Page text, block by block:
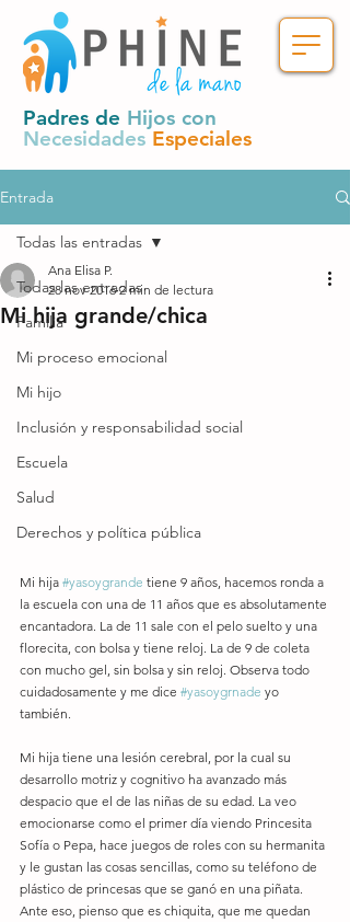
Padres de Hijos con
Necesidades Especiales
Entrada
Todas las entradas
Familia
Mi proceso emocional
Mi hijo
Inclusión y responsabilidad social
Escuela
Salud
Derechos y política pública
Todas las entradas
Mi hija grande/chica
Ana Elisa P.
28 nov 2016 2 min de lectura
Mi hija #yasoygrande tiene 9 años, hacemos ronda a
la escuela con una de 11 años que es absolutamente
encantadora. La de 11 sale con el pelo suelto y una
florecita, con bolsa y tiene reloj. La de 9 de coleta
con mucho gel, sin bolsa y sin reloj. Observa todo
cuidadosamente y me dice #yasoygrnade yo
también.
Mi hija tiene una lesión cerebral, por la cual su
desarrollo motriz y cognitivo ha avanzado más
despacio que el de las niñas de su edad. La veo
emocionarse como el primer día viendo Princesita
Sofía o Pepa, hace juegos de roles con su hermanita
y le gustan las cosas sencillas, como su teléfono de
plástico de princesas que se ganó en una piñata.
Ante eso, pienso que es chiquita, que me quedan